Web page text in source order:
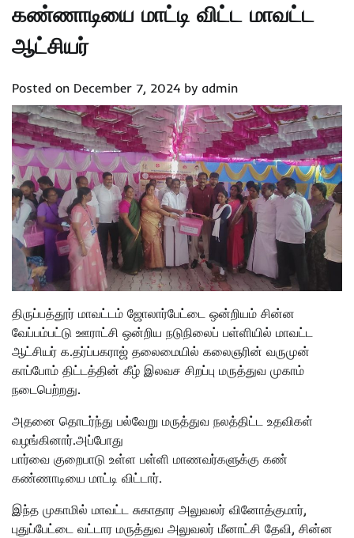
கண்ணாடியை மாட்டி விட்ட மாவட்ட
ஆட்சியர்
Posted on December 7, 2024 by admin
திருப்பத்தூர் மாவட்டம் ஜோலார்பேட்டை ஒன்றியம் சின்ன
வேப்பம்பட்டு ஊராட்சி ஒன்றிய நடுநிலைப் பள்ளியில் மாவட்ட
ஆட்சியர் க.தர்ப்பகராஜ் தலைமையில் கலைஞரின் வருமுன்
காப்போம் திட்டத்தின் கீழ் இலவச சிறப்பு மருத்துவ முகாம்
நடைபெற்றது‌.
அதனை தொடர்ந்து பல்வேறு மருத்துவ நலத்திட்ட உதவிகள்
வழங்கினார்.அப்போது
பார்வை குறைபாடு உள்ள பள்ளி மாணவர்களுக்கு கண்
கண்ணாடியை மாட்டி விட்டார்.
இந்த முகாமில் மாவட்ட சுகாதார அலுவலர் வினோத்குமார்,
புதுப்பேட்டை வட்டார மருத்துவ அலுவலர் மீனாட்சி தேவி, சின்ன